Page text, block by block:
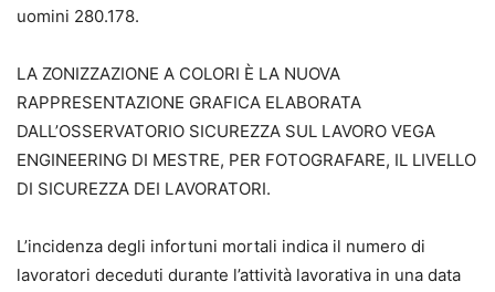
uomini 280.178.
LA ZONIZZAZIONE A COLORI È LA NUOVA
RAPPRESENTAZIONE GRAFICA ELABORATA
DALL’OSSERVATORIO SICUREZZA SUL LAVORO VEGA
ENGINEERING DI MESTRE, PER FOTOGRAFARE, IL LIVELLO
DI SICUREZZA DEI LAVORATORI.
L’incidenza degli infortuni mortali indica il numero di
lavoratori deceduti durante l’attività lavorativa in una data